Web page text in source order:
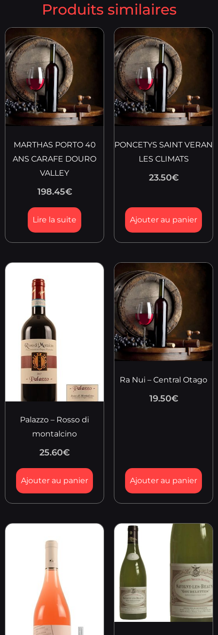
Produits similaires
MARTHAS PORTO 40
ANS CARAFE DOURO
VALLEY
198.45€
Lire la suite
PONCETYS SAINT VERAN
LES CLIMATS
23.50€
Ajouter au panier
Palazzo – Rosso di
montalcino
25.60€
Ajouter au panier
Ra Nui – Central Otago
19.50€
Ajouter au panier